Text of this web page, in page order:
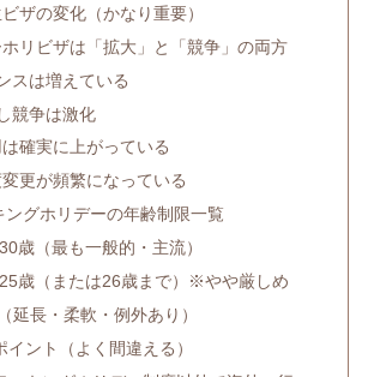
ザの変化（かなり重要）
リビザは「拡大」と「競争」の両方
スは増えている
競争は激化
確実に上がっている
更が頻繁になっている
ングホリデーの年齢制限一覧
歳（最も一般的・主流）
歳（または26歳まで）※やや厳しめ
長・柔軟・例外あり）
イント（よく間違える）